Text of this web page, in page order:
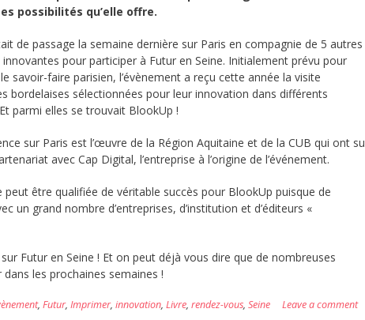
possibilités qu’elle offre.
de passage la semaine dernière sur Paris en compagnie de 5 autres
pour participer à Futur en Seine. Initialement prévu pour
savoir-faire parisien, l’évènement a reçu cette année la visite
bordelaises sélectionnées pour leur innovation dans différents
parmi elles se trouvait BlookUp !
sur Paris est l’œuvre de la Région Aquitaine et de la CUB qui ont su
avec Cap Digital, l’entreprise à l’origine de l’événement.
peut être qualifiée de véritable succès pour BlookUp puisque de
grand nombre d’entreprises, d’institution et d’éditeurs «
Futur en Seine ! Et on peut déjà vous dire que de nombreuses
les prochaines semaines !
, Futur, Imprimer, innovation, Livre, rendez-vous, Seine Leave a comment